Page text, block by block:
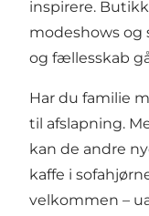
inspirere.
modeshows og
og fællesskab
Har du familie
til afslapning.
kan de andre
kaffe i
velkommen –